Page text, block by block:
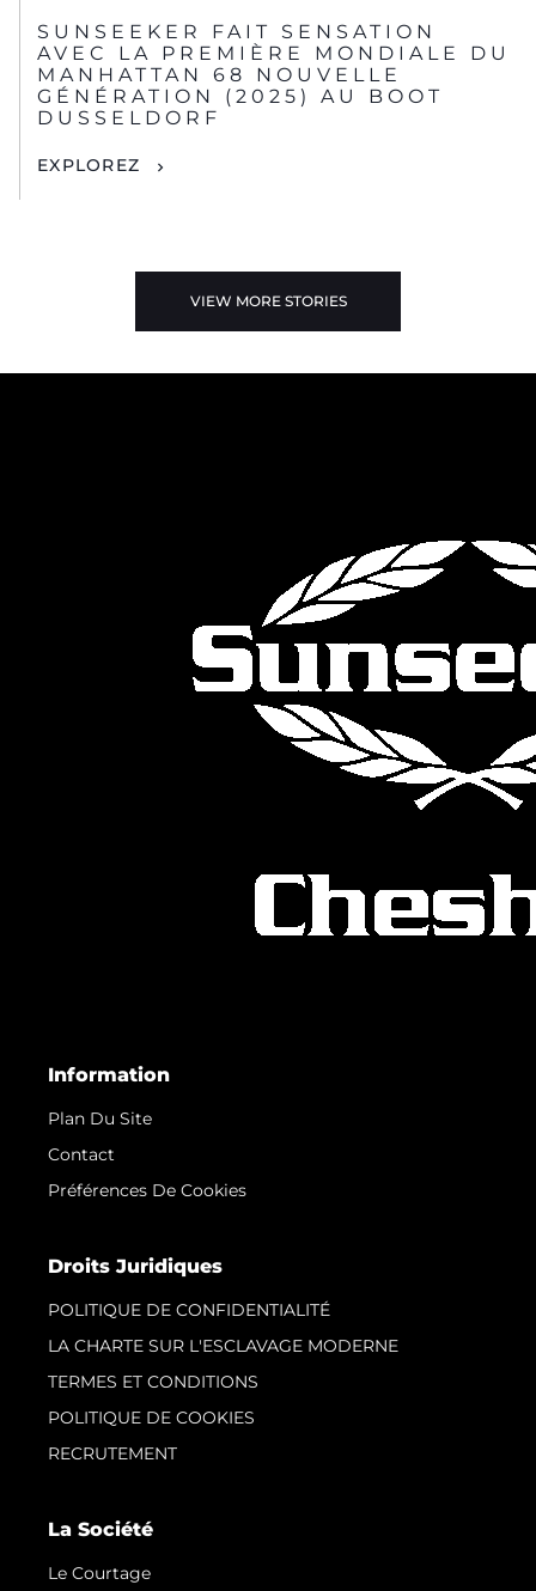
SUNSEEKER FAIT SENSATION
AVEC LA PREMIÈRE MONDIALE DU
MANHATTAN 68 NOUVELLE
GÉNÉRATION (2025) AU BOOT
DUSSELDORF
EXPLOREZ
VIEW MORE STORIES
Information
Plan Du Site
Contact
Préférences De Cookies
Droits Juridiques
POLITIQUE DE CONFIDENTIALITÉ
LA CHARTE SUR L'ESCLAVAGE MODERNE
TERMES ET CONDITIONS
POLITIQUE DE COOKIES
RECRUTEMENT
La Société
Le Courtage